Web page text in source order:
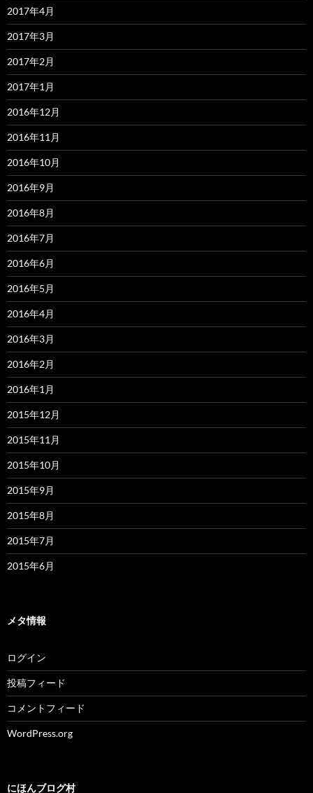
2017年4月
2017年3月
2017年2月
2017年1月
2016年12月
2016年11月
2016年10月
2016年9月
2016年8月
2016年7月
2016年6月
2016年5月
2016年4月
2016年3月
2016年2月
2016年1月
2015年12月
2015年11月
2015年10月
2015年9月
2015年8月
2015年7月
2015年6月
メタ情報
ログイン
投稿フィード
コメントフィード
WordPress.org
にほんブログ村